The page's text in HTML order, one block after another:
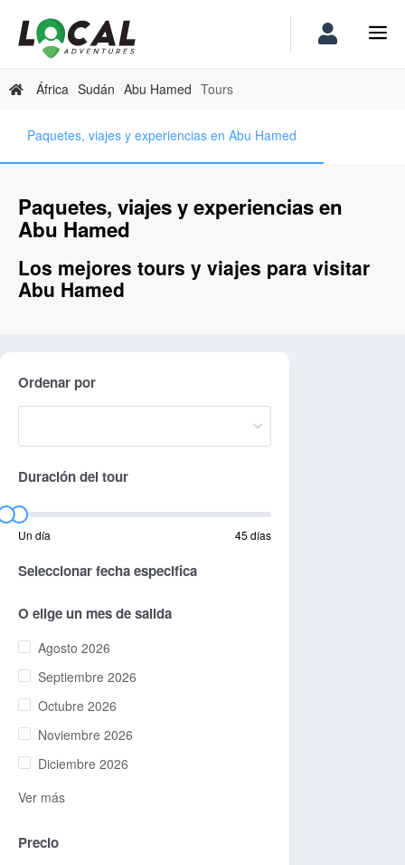
África Sudán Abu Hamed Tours
Paquetes, viajes y experiencias en Abu Hamed
Paquetes, viajes y experiencias en
Abu Hamed
Los mejores tours y viajes para visitar
Abu Hamed
Ordenar por
Duración del tour
Un día 45 días
Seleccionar fecha especifica
O elige un mes de salida
Agosto 2026
Septiembre 2026
Octubre 2026
Noviembre 2026
Diciembre 2026
Ver más
Precio